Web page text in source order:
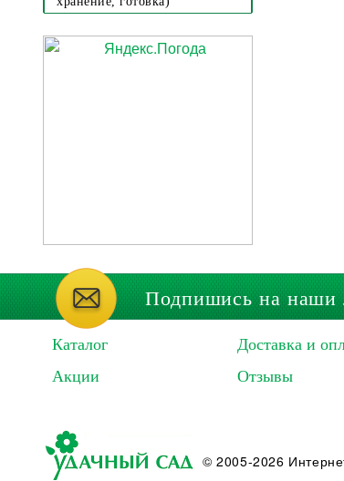
Подпишись на наши
Каталог
Акции
Доставка и
Отзывы
© 2005-2026